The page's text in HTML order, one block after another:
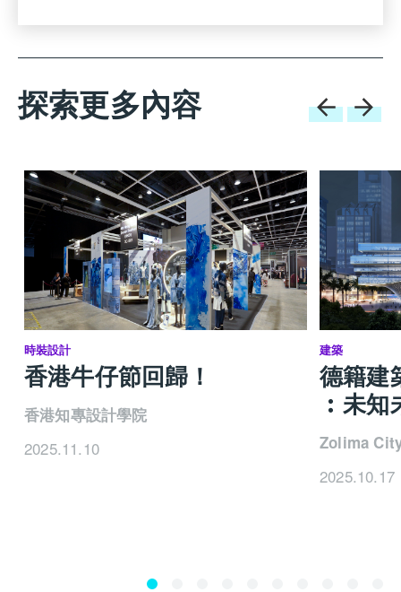
探索更多內容
時裝設計
香港牛仔節回歸！
香港知專設計學院
2025.11.10
建築
德籍建
︰未
Zolima
2025.10.17